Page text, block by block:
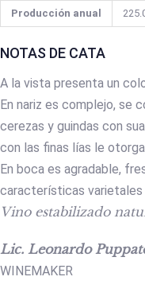
Producción anual
NOTAS DE CATA
A la vista presenta un
En nariz es complejo, se
cerezas y guindas con
con las finas lías le
En boca es agradable,
características varietales
Vino estabilizado
Lic. Leonardo
WINEMAKER